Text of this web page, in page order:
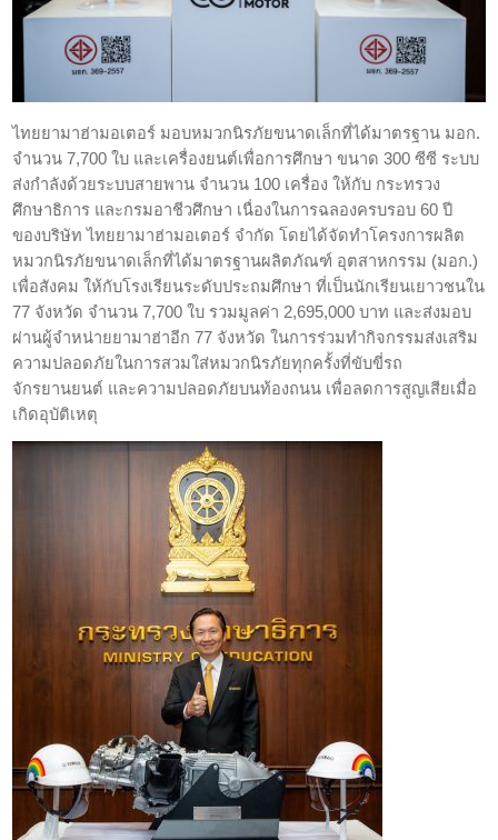
ไทยยามาฮ่ามอเตอร์ มอบหมวกนิรภัยขนาดเล็กที่ได้มาตรฐาน มอก.
จำนวน 7,700 ใบ และเครื่องยนต์เพื่อการศึกษา ขนาด 300 ซีซี ระบบ
ส่งกำลังด้วยระบบสายพาน จำนวน 100 เครื่อง ให้กับ กระทรวง
ศึกษาธิการ และกรมอาชีวศึกษา เนื่องในการฉลองครบรอบ 60 ปี
ของบริษัท ไทยยามาฮ่ามอเตอร์ จำกัด โดยได้จัดทำโครงการผลิต
หมวกนิรภัยขนาดเล็กที่ได้มาตรฐานผลิตภัณฑ์ อุตสาหกรรม (มอก.)
เพื่อสังคม ให้กับโรงเรียนระดับประถมศึกษา ที่เป็นนักเรียนเยาวชนใน
77 จังหวัด จำนวน 7,700 ใบ รวมมูลค่า 2,695,000 บาท และส่งมอบ
ผ่านผู้จำหน่ายยามาฮ่าอีก 77 จังหวัด ในการร่วมทำกิจกรรมส่งเสริม
ความปลอดภัยในการสวมใส่หมวกนิรภัยทุกครั้งที่ขับขี่รถ
จักรยานยนต์ และความปลอดภัยบนท้องถนน เพื่อลดการสูญเสียเมื่อ
เกิดอุบัติเหตุ